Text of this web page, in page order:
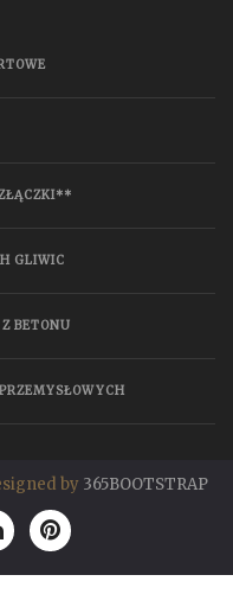
GLIWIC
BETONU
by 365BOOTSTRAP